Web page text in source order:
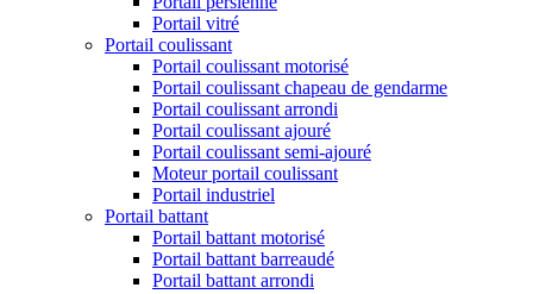
Portail vitré
Portail coulissant
Portail coulissant motorisé
Portail coulissant chapeau de gendarme
Portail coulissant arrondi
Portail coulissant ajouré
Portail coulissant semi-ajouré
Moteur portail coulissant
Portail industriel
Portail battant
Portail battant motorisé
Portail battant barreaudé
Portail battant arrondi